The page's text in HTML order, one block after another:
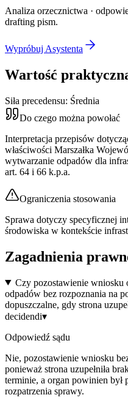
Analiza orzecznictwa ·
drafting pism.
Wypróbuj Asystenta
Wartość
Siła precedensu: Średnia
Do czego można powołać
Interpretacja przepisów
właściwości Marszałka
wytwarzanie odpadów dla
art. 64 i 66 k.p.a.
Ograniczenia stosowania
Sprawa dotyczy specyficznej
środowiska w kontekście
Zagadnienia
Czy pozostawienie wniosku
odpadów bez rozpoznania na
dopuszczalne, gdy strona
decidendi▾
Odpowiedź sądu
Nie, pozostawienie wniosku
ponieważ strona uzupełniła
terminie, a organ powinien był
rozpatrzenia sprawy.